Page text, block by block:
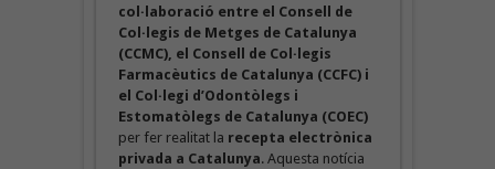
col·laboració entre el Consell de
Col·legis de Metges de Catalunya
(CCMC), el Consell de Col·legis
Farmacèutics de Catalunya (CCFC) i
el Col·legi d’Odontòlegs i
Estomatòlegs de Catalunya (COEC)
per fer realitat la recepta electrònica
privada a Catalunya. Aquesta notícia